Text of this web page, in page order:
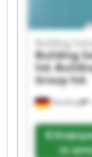
Hamburg
Building
Building
ltd.
Group ltd.
Информация
за